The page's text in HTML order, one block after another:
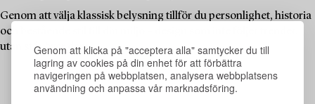
Genom att klicka på "acceptera alla" samtycker du till
lagring av cookies på din enhet för att förbättra
navigeringen på webbplatsen, analysera webbplatsens
användning och anpassa vår marknadsföring.
Genom att välja klassisk belysning tillför du personlighet, historia
och bestående stil till din miljö – design som inte följer trender,
utan står över dem.